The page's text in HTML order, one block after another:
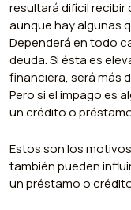
resultará difícil
aunque hay algunas
Dependerá en todo
deuda. Si ésta es
financiera, será más
Pero si el impago es
un crédito o
Estos son los
también pueden
un préstamo o